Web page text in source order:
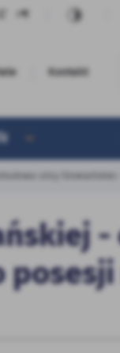
Kontakt
posesji